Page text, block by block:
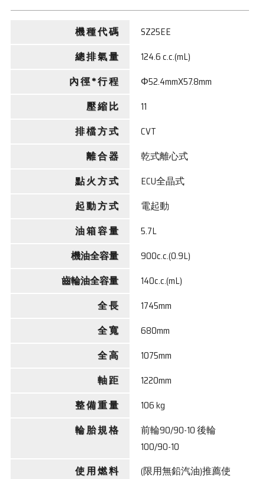
機 種 代 碼
SZ25EE
總 排 氣 量
124.6 c.c.(mL)
內 徑 * 行 程
Φ52.4mmX57.8mm
壓 縮 比
11
排 檔 方 式
CVT
離 合 器
乾式離心式
點 火 方 式
ECU全晶式
起 動 方 式
電起動
油 箱 容 量
5.7L
機油全容量
900c.c.(0.9L)
齒輪油全容量
140c.c.(mL)
全 長
1745mm
全 寬
680mm
全 高
1075mm
軸 距
1220mm
整 備 重 量
106 kg
輪 胎 規 格
前輪90/90-10 後輪
100/90-10
使 用 燃 料
(限用無鉛汽油)推薦使